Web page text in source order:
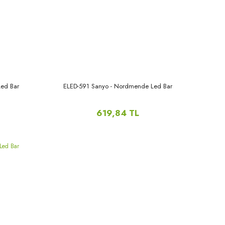
Bar ELED-591 Sanyo - Nordmende Led Bar
619,84 TL